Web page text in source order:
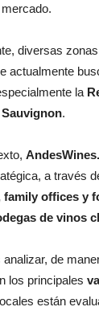
diversas
actualmente
la
.
a través
offices y
de vinos
analizar, de
los principales
están